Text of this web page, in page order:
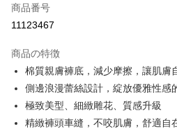
コンビニ店頭代金引換
Apple Pay
JKOPAY
Easy Wallet
商品番号
11123467
商品の特徴
棉質親膚褲底，減少摩擦，讓肌膚
側邊浪漫蕾絲設計，綻放優雅性感
極致美型、細緻雕花、質感升級
精緻褲頭車縫，不咬肌膚，舒適自